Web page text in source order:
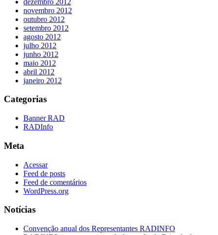
novembro 2012
outubro 2012
setembro 2012
agosto 2012
julho 2012
junho 2012
maio 2012
abril 2012
janeiro 2012
Categorias
Banner RAD
RADInfo
Meta
Acessar
Feed de posts
Feed de comentários
WordPress.org
Notícias
Convenção anual dos Representantes RADINFO